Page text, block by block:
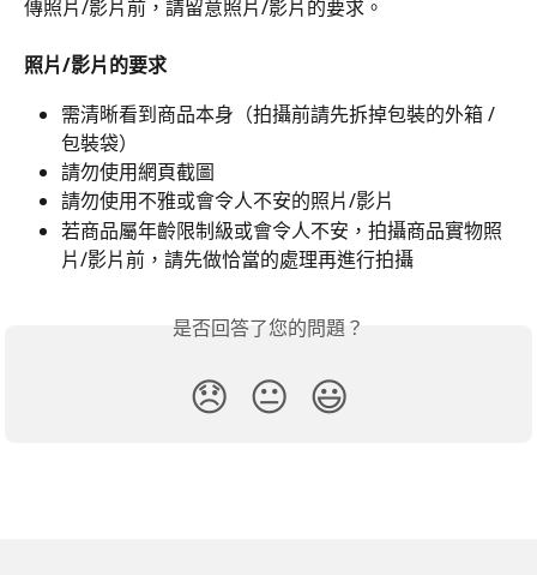
傳照片/影片前，請留意照片/影片的要求。
照片/影片的要求
需清晰看到商品本身（拍攝前請先拆掉包裝的外箱 /
包裝袋）
請勿使用網頁截圖
請勿使用不雅或會令人不安的照片/影片
若商品屬年齡限制級或會令人不安，拍攝商品實物照
片/影片前，請先做恰當的處理再進行拍攝
是否回答了您的問題？
😞 😐 😃